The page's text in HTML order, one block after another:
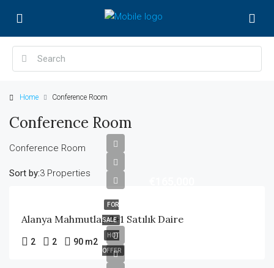
Home Conference Room
Conference Room
Conference Room
3 Properties
Sort by:
FOR
SALE
HOT
OFFER
Alanya Mahmutlar 2+1 Satılık Daire
2 2 90 m2